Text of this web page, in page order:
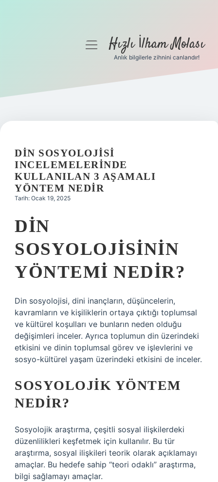
Gizlilik Politikası
Yasal Uyarı
menüyüHızlı İlham Molası
Anlık bilgilerle zihnini canlandır!
DIN SOSYOLOJISI
INCELEMELERINDE
KULLANILAN 3 AŞAMALI
YÖNTEM NEDIR
Tarih: Ocak 19, 2025
DIN
SOSYOLOJISININ
YÖNTEMI NEDIR?
Din sosyolojisi, dini inançların, düşüncelerin,
kavramların ve kişiliklerin ortaya çıktığı toplumsal
ve kültürel koşulları ve bunların neden olduğu
değişimleri inceler. Ayrıca toplumun din üzerindeki
etkisini ve dinin toplumsal görev ve işlevlerini ve
sosyo-kültürel yaşam üzerindeki etkisini de inceler.
SOSYOLOJIK YÖNTEM
NEDIR?
Sosyolojik araştırma, çeşitli sosyal ilişkilerdeki
düzenlilikleri keşfetmek için kullanılır. Bu tür
araştırma, sosyal ilişkileri teorik olarak açıklamayı
amaçlar. Bu hedefe sahip “teori odaklı” araştırma,
bilgi sağlamayı amaçlar.